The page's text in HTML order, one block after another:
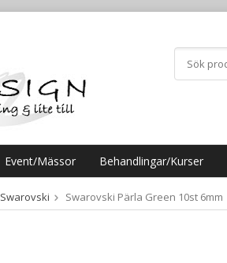
Event/Mässor Behandlingar/Kurser
Swarovski Swarovski Pärla Green 10st 6mm